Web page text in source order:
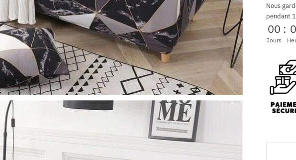
Nous
pendant
00
Jours
: